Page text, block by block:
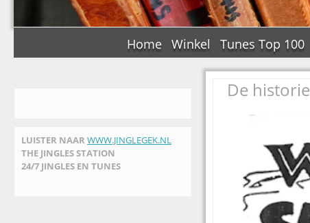
Home Winkel Tunes Top 100
LUISTER NAAR WWW.JINGLEGEK.NL
THE JINGLES STATION
24/7 JINGLES EN TUNES
De